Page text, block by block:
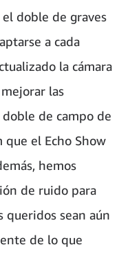
doble de graves
a cada
la cámara
las
de campo de
el Echo Show
hemos
de ruido para
queridos sean aún
de lo que